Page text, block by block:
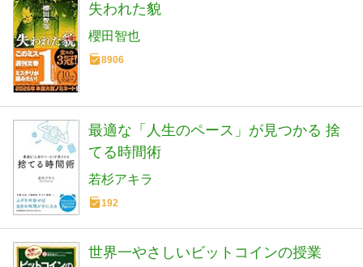
失われた貌
櫻田智也
8906
最適な「人生のペース」が見つかる 捨
てる時間術
若杉アキラ
192
世界一やさしいビットコインの授業